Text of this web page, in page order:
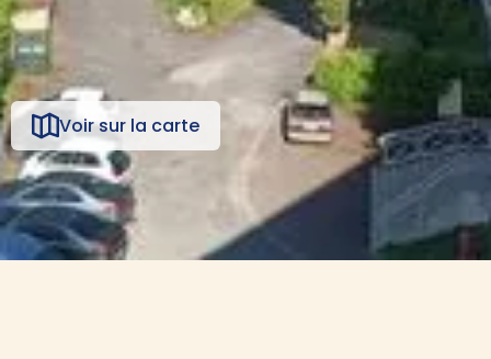
Voir sur la carte